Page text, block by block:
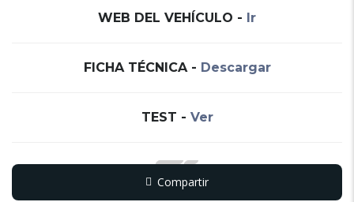
WEB DEL VEHÍCULO - Ir
FICHA TÉCNICA- Descargar
TEST - Ver
Compartir